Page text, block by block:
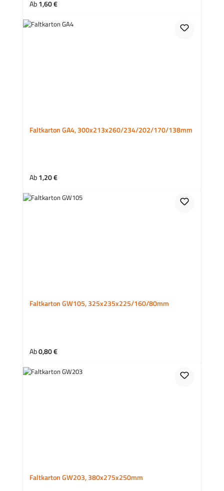
Regulärer Preis:
Ab1,60 €
Faltkarton GA4, 300x213x260/234/202/170/138mm
Regulärer Preis:
Ab1,20 €
Faltkarton GW105, 325x235x225/160/80mm
Regulärer Preis:
Ab0,80 €
Faltkarton GW203, 380x275x250mm